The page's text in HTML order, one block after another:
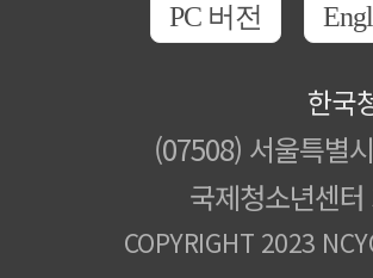
PC 버전
한국
(07508) 서울특별
국제청소년센
COPYRIGHT 2023